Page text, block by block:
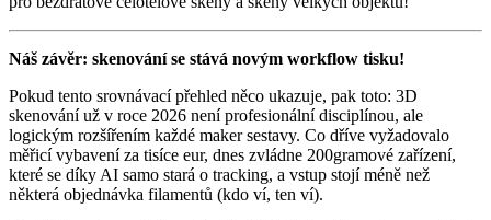
Náš závěr: skenování se stává novým workflow tisku!
Pokud tento srovnávací přehled něco ukazuje, pak toto: 3D
skenování už v roce 2026 není profesionální disciplínou, ale
logickým rozšířením každé maker sestavy. Co dříve vyžadovalo
měřicí vybavení za tisíce eur, dnes zvládne 200gramové zařízení,
které se díky AI samo stará o tracking, a vstup stojí méně než
některá objednávka filamentů (kdo ví, ten ví).